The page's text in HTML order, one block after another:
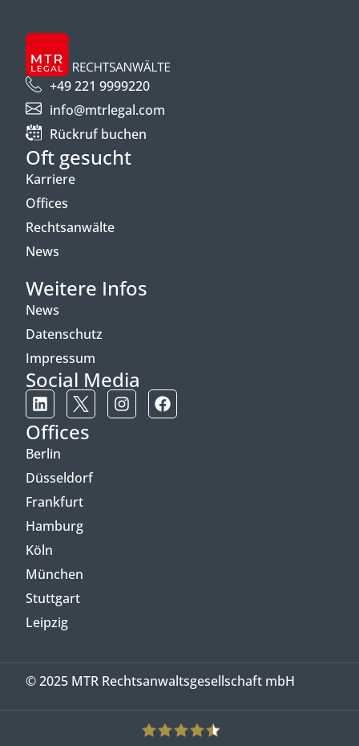
+49 221 9999220
info@mtrlegal.com
Rückruf buchen
Oft gesucht
Karriere
Offices
Rechtsanwälte
News
Weitere Infos
News
Datenschutz
Impressum
Social Media
Offices
Berlin
Düsseldorf
Frankfurt
Hamburg
Köln
München
Stuttgart
Leipzig
© 2025 MTR Rechtsanwaltsgesellschaft mbH